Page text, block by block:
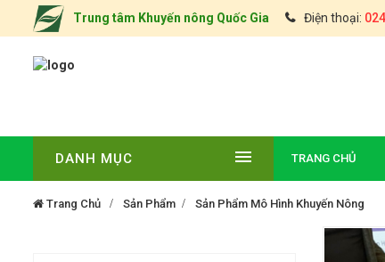
Trung tâm Khuyến nông Quốc Gia Điện thoại:
DANH MỤC TRANG CHỦ
Trang Chủ Sản Phẩm Sản Phẩm Mô Hình Khuyến Nông